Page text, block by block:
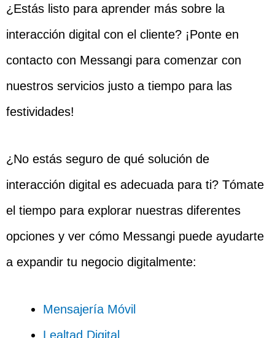
¿Estás listo para aprender más sobre la
interacción digital con el cliente? ¡Ponte en
contacto con Messangi para comenzar con
nuestros servicios justo a tiempo para las
festividades!
¿No estás seguro de qué solución de
interacción digital es adecuada para ti? Tómate
el tiempo para explorar nuestras diferentes
opciones y ver cómo Messangi puede ayudarte
a expandir tu negocio digitalmente:
Mensajería Móvil
Lealtad Digital